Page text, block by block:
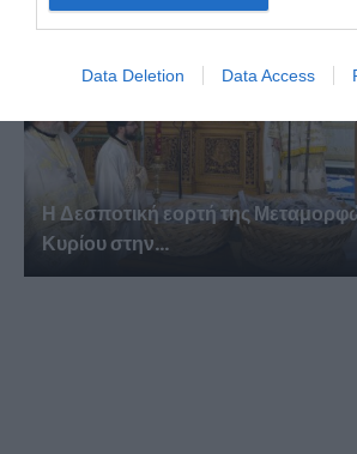
Data Deletion Data Access
Η Δεσποτική εορτή της
Κυρίου στην...